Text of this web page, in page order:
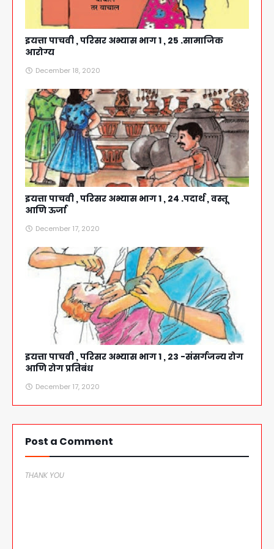
इयत्ता पाचवी , परिसर अभ्यास भाग 1 , 25 .सामाजिक
आरोग्य
December 18, 2020
इयत्ता पाचवी , परिसर अभ्यास भाग 1 , 24 .पदार्थ , वस्तू
आणि ऊर्जा
December 17, 2020
इयत्ता पाचवी , परिसर अभ्यास भाग 1 , 23 -संसर्गजन्य रोग
आणि रोग प्रतिबंध
December 17, 2020
Post a Comment
THANK YOU